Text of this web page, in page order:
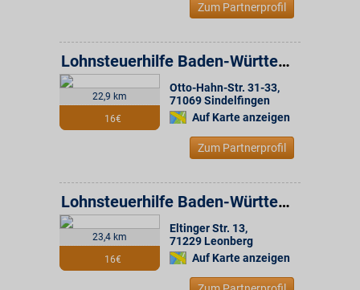
Zum Partnerprofil
22,9 km
16€
Lohnsteuerhilfe Baden-Württemberg e.V. Beratungsstelle
Otto-Hahn-Str. 31-33,
71069Sindelfingen
Auf Karte anzeigen
Zum Partnerprofil
23,4 km
16€
Lohnsteuerhilfe Baden-Württemberg e.V. Beratungsstelle
Eltinger Str. 13,
71229 Leonberg
Auf Karte anzeigen